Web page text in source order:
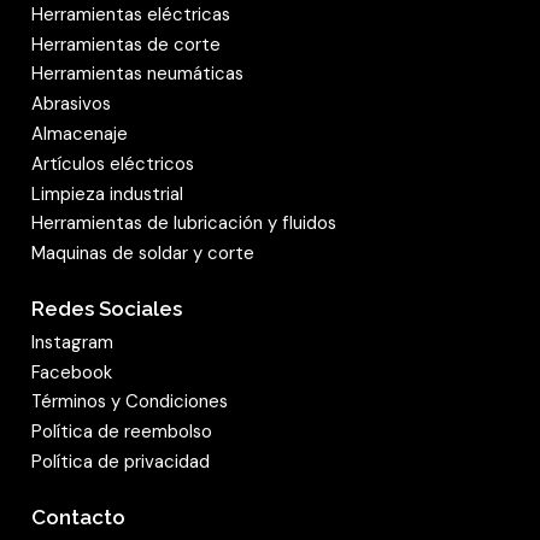
Herramientas eléctricas
Herramientas de corte
Herramientas neumáticas
Abrasivos
Almacenaje
Artículos eléctricos
Limpieza industrial
Herramientas de lubricación y fluidos
Maquinas de soldar y corte
Redes Sociales
Instagram
Facebook
Términos y Condiciones
Política de reembolso
Política de privacidad
Contacto